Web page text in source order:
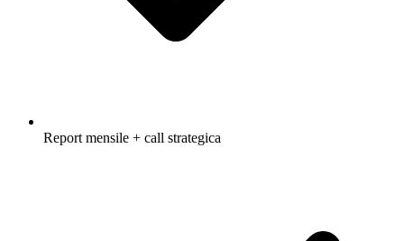
Report mensile + call strategica